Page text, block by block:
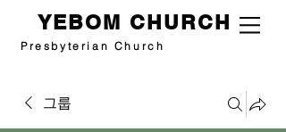
Presbyterian Church
YEBOM CHURCH
그룹